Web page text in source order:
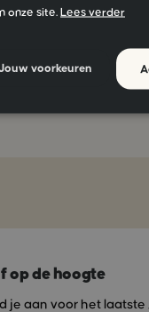
dat gewilde messy
haar en style je haar
eigen bodem voor
op de hoogte
je aan voor het
onze site. Lees verder
voorkeuren